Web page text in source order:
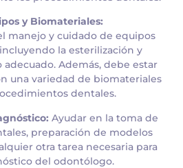
y Biomateriales:
manejo y cuidado de equipos
la esterilización y
Además, debe estar
una variedad de biomateriales
dentales.
Ayudar en la toma de
preparación de modelos
otra tarea necesaria para
del odontólogo.